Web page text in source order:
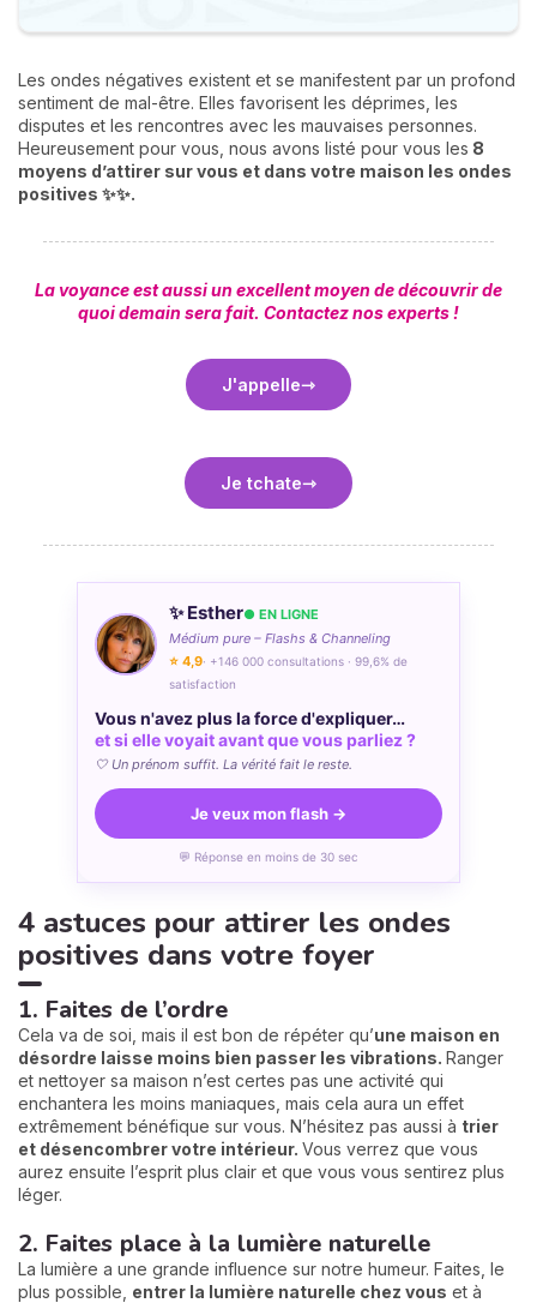
Les ondes négatives existent et se manifestent par un profond
sentiment de mal-être. Elles favorisent les déprimes, les
disputes et les rencontres avec les mauvaises personnes.
Heureusement pour vous, nous avons listé pour vous les 8
moyens d’attirer sur vous et dans votre maison les ondes
positives ✨✨.
La voyance est aussi un excellent moyen de découvrir de
quoi demain sera fait. Contactez nos experts !
J'appelle
Je tchate
✨ Esther● EN LIGNE
Médium pure – Flashs & Channeling
⭐ 4,9· +146 000 consultations · 99,6% de
satisfaction
Vous n'avez plus la force d'expliquer…
et si elle voyait avant que vous parliez ?
🤍 Un prénom suffit. La vérité fait le reste.
Je veux mon flash →
💬 Réponse en moins de 30 sec
4 astuces pour attirer les ondes
positives dans votre foyer
1. Faites de l’ordre
Cela va de soi, mais il est bon de répéter qu’une maison en
désordre laisse moins bien passer les vibrations. Ranger
et nettoyer sa maison n’est certes pas une activité qui
enchantera les moins maniaques, mais cela aura un effet
extrêmement bénéfique sur vous. N’hésitez pas aussi à trier
et désencombrer votre intérieur. Vous verrez que vous
aurez ensuite l’esprit plus clair et que vous vous sentirez plus
léger.
2. Faites place à la lumière naturelle
La lumière a une grande influence sur notre humeur. Faites, le
plus possible, entrer la lumière naturelle chez vous et à